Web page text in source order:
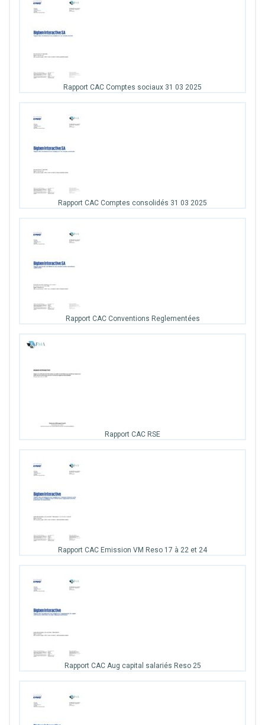
Rapport CAC Comptes sociaux 31 03 2025
Rapport CAC Comptes consolidés 31 03 2025
Rapport CAC Conventions Reglementées
Rapport CAC RSE
Rapport CAC Emission VM Reso 17 à 22 et 24
Rapport CAC Aug capital salariés Reso 25